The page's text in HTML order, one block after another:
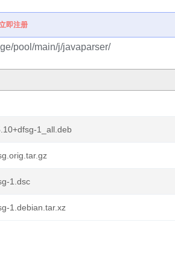
即注册
pool/main/j/javaparser/
1_all.deb
1.dsc
1.debian.tar.xz